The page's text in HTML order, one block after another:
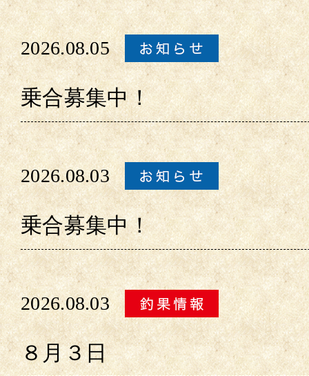
2026.08.05
乗合募集中！
2026.08.03
乗合募集中！
2026.08.03
８月３日